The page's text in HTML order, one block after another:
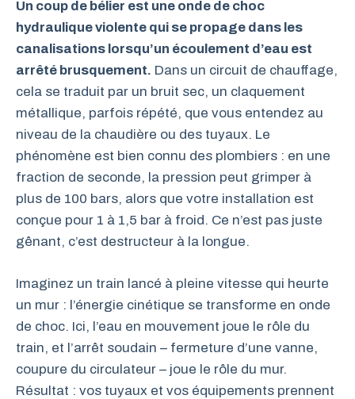
Un coup de bélier est une onde de choc
hydraulique violente qui se propage dans les
canalisations lorsqu’un écoulement d’eau est
arrêté brusquement. Dans un circuit de chauffage,
cela se traduit par un bruit sec, un claquement
métallique, parfois répété, que vous entendez au
niveau de la chaudière ou des tuyaux. Le
phénomène est bien connu des plombiers : en une
fraction de seconde, la pression peut grimper à
plus de 100 bars, alors que votre installation est
conçue pour 1 à 1,5 bar à froid. Ce n’est pas juste
gênant, c’est destructeur à la longue.
Imaginez un train lancé à pleine vitesse qui heurte
un mur : l’énergie cinétique se transforme en onde
de choc. Ici, l’eau en mouvement joue le rôle du
train, et l’arrêt soudain – fermeture d’une vanne,
coupure du circulateur – joue le rôle du mur.
Résultat : vos tuyaux et vos équipements prennent